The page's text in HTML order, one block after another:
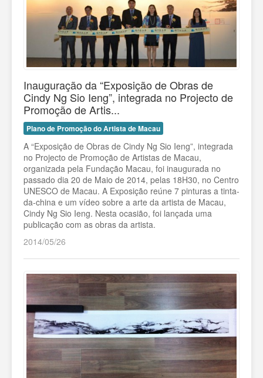
Inauguração da “Exposição de Obras de
Cindy Ng Sio Ieng”, integrada no Projecto de
Promoção de Artis...
Plano de Promoção do Artista de Macau
A “Exposição de Obras de Cindy Ng Sio Ieng”, integrada
no Projecto de Promoção de Artistas de Macau,
organizada pela Fundação Macau, foi inaugurada no
passado dia 20 de Maio de 2014, pelas 18H30, no Centro
UNESCO de Macau. A Exposição reúne 7 pinturas a tinta-
da-china e um vídeo sobre a arte da artista de Macau,
Cindy Ng Sio Ieng. Nesta ocasião, foi lançada uma
publicação com as obras da artista.
2014/05/26